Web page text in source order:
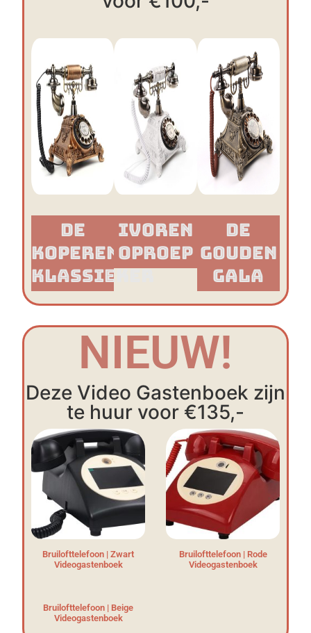
De
Koperen
Klassieker​
Ivoren
Oproep
De
Gouden
Gala
NIEUW!
Deze Video Gastenboek zijn
te huur voor €135,-
Bruilofttelefoon | Zwart
Videogastenboek
Bruilofttelefoon | Rode
Videogastenboek
Bruilofttelefoon | Beige
Videogastenboek